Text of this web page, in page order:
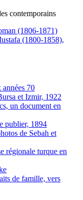
contemporains
(1806-1871)
(1800-1858),
années 70
et Izmir, 1922
un document en
publier, 1894
de Sebah et
régionale turque en
de famille, vers